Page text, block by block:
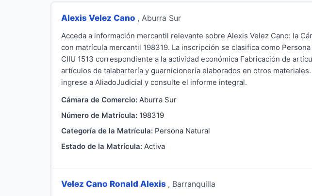
Alexis Velez Cano , Aburra Sur
Acceda a información mercantil relevante sobre Alexis Velez Cano: la
con matrícula mercantil 198319. La inscripción se clasifica como
CIIU 1513 correspondiente a la actividad económica Fabricación de
artículos de talabartería y guarnicionería elaborados en otros
ingrese a AliadoJudicial y consulte el informe integral.
Cámara de Comercio: Aburra Sur
Número de Matrícula: 198319
Categoría de la Matrícula: Persona Natural
Estado de la Matrícula: Activa
Velez Cano Ronald Alexis , Barranquilla